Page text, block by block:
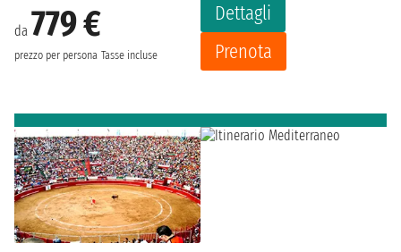
da 779 €
prezzo per persona Tasse incluse
Dettagli
Prenota